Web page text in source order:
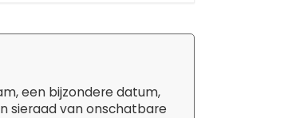
een bijzondere datum,
sieraad van onschatbare